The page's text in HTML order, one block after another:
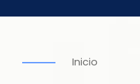
Inicio